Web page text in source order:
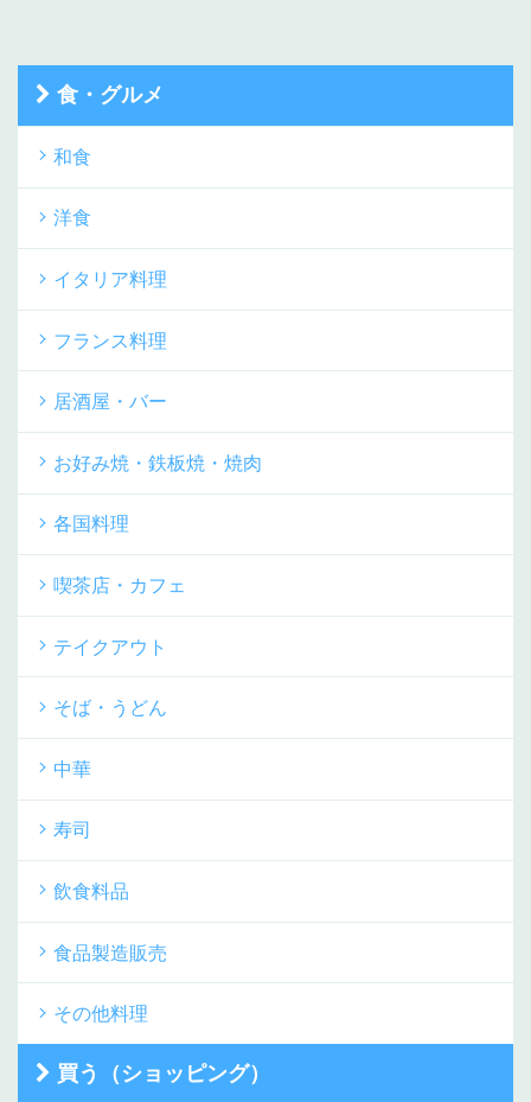
食・グルメ
和食
洋食
イタリア料理
フランス料理
居酒屋・バー
お好み焼・鉄板焼・焼肉
各国料理
喫茶店・カフェ
テイクアウト
そば・うどん
中華
寿司
飲食料品
食品製造販売
その他料理
買う（ショッピング）